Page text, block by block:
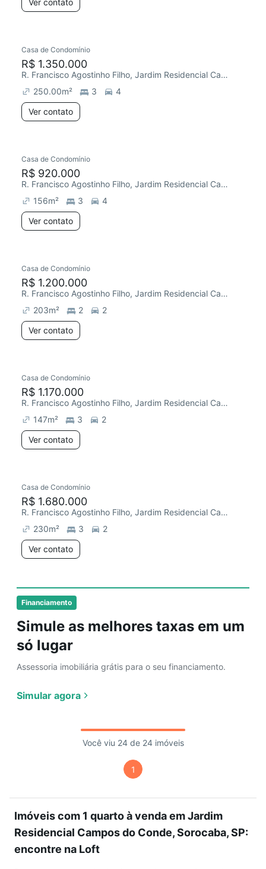
Financiamento
Simule as melhores taxas em um
só lugar
Assessoria imobiliária grátis para o seu financiamento.
Simular agora
Ver contato
Casa de Condomínio
R$ 1.350.000
R. Francisco Agostinho Filho, Jardim Residencial Campos do Conde
250.00m² 3
4
Ver contato
Casa de Condomínio
R$ 920.000
R. Francisco Agostinho Filho, Jardim Residencial Campos do Conde
156m² 3
4
Ver contato
Casa de Condomínio
R$ 1.200.000
R. Francisco Agostinho Filho, Jardim Residencial Campos do Conde
203m² 2
2
Ver contato
Casa de Condomínio
R$ 1.170.000
R. Francisco Agostinho Filho, Jardim Residencial Campos do Conde
147m² 3
2
Ver contato
Casa de Condomínio
R$ 1.680.000
R. Francisco Agostinho Filho, Jardim Residencial Campos do Conde
230m² 3
2
Ver contato
Você viu 24 de 24 imóveis
1
Imóveis com 1 quarto à venda em Jardim
Residencial Campos do Conde, Sorocaba, SP:
encontre na Loft